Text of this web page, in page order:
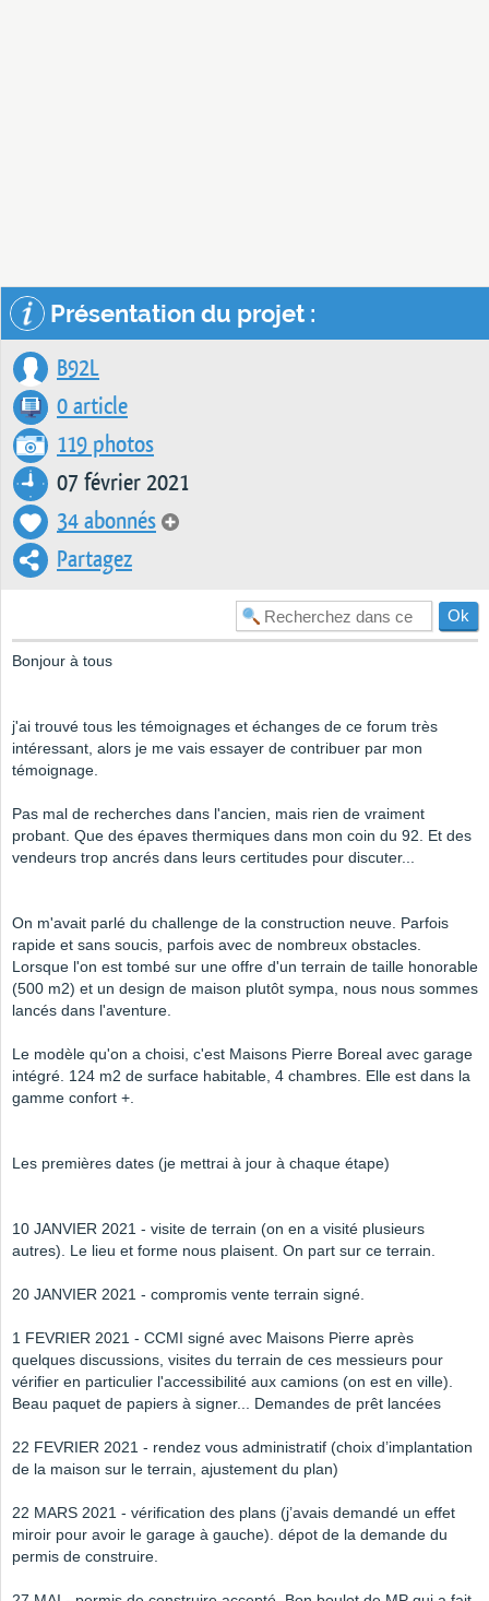
Présentation du projet :
B92L
0 article
119 photos
07 février 2021
34 abonnés
Partagez
Bonjour à tous
j'ai trouvé tous les témoignages et échanges de ce forum très
intéressant, alors je me vais essayer de contribuer par mon
témoignage.
Pas mal de recherches dans l'ancien, mais rien de vraiment
probant. Que des épaves thermiques dans mon coin du 92. Et des
vendeurs trop ancrés dans leurs certitudes pour discuter...
On m'avait parlé du challenge de la construction neuve. Parfois
rapide et sans soucis, parfois avec de nombreux obstacles.
Lorsque l'on est tombé sur une offre d'un terrain de taille honorable
(500 m2) et un design de maison plutôt sympa, nous nous sommes
lancés dans l'aventure.
Le modèle qu'on a choisi, c'est Maisons Pierre Boreal avec garage
intégré. 124 m2 de surface habitable, 4 chambres. Elle est dans la
gamme confort +.
Les premières dates (je mettrai à jour à chaque étape)
10 JANVIER 2021 - visite de terrain (on en a visité plusieurs
autres). Le lieu et forme nous plaisent. On part sur ce terrain.
20 JANVIER 2021 - compromis vente terrain signé.
1 FEVRIER 2021 - CCMI signé avec Maisons Pierre après
quelques discussions, visites du terrain de ces messieurs pour
vérifier en particulier l'accessibilité aux camions (on est en ville).
Beau paquet de papiers à signer... Demandes de prêt lancées
22 FEVRIER 2021 - rendez vous administratif (choix d’implantation
de la maison sur le terrain, ajustement du plan)
22 MARS 2021 - vérification des plans (j’avais demandé un effet
miroir pour avoir le garage à gauche). dépot de la demande du
permis de construire.